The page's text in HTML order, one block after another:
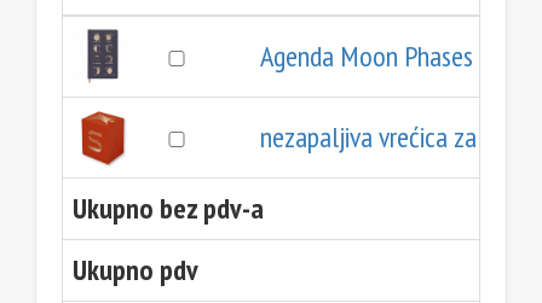
Agenda Moon Phases
nezapaljiva vrećica za
Ukupno bez pdv-a
Ukupno pdv